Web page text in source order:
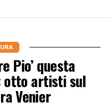
Pio’ questa
otto artisti sul
Venier